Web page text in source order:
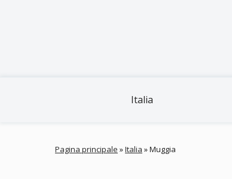
Italia
Pagina principale »Italia »Muggia